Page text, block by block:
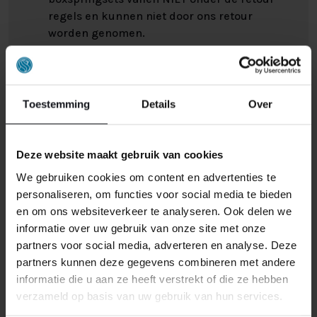
Toestemming Details Over
Deze website maakt gebruik van cookies
We gebruiken cookies om content en advertenties te
personaliseren, om functies voor social media te bieden
en om ons websiteverkeer te analyseren. Ook delen we
informatie over uw gebruik van onze site met onze
partners voor social media, adverteren en analyse. Deze
partners kunnen deze gegevens combineren met andere
informatie die u aan ze heeft verstrekt of die ze hebben
verzameld op basis van uw gebruik van hun services.
regels en kunnen niet door ons retour
worden genomen.
Het kan wel eens voorkomen dat u een bestelling
bevalt of misschien dat er een andere reden is waarom
u de bestelling toch niet zou willen hebben. Wat de
dagen na ontvangst zonder opgave van reden te
annuleren. Behandel het product met zorg en zorg
ervoor dat deze bij het retour sturen goed verpakt is.
Mocht het product beschadigd zijn of is de verpakking
meer beschadigd dan nodig, dan kunnen we deze
waardevermindering van het product aan u
doorberekenen.